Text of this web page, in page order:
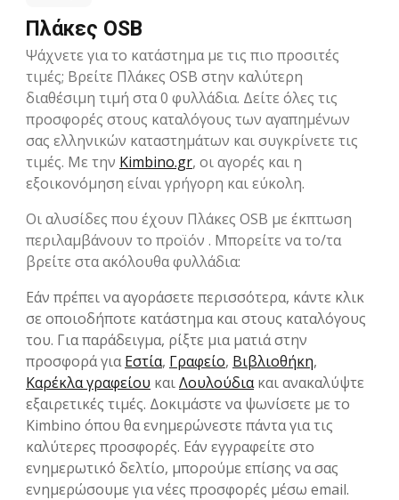
Πλάκες OSB
Ψάχνετε για το κατάστημα με τις πιο προσιτές
τιμές; Βρείτε Πλάκες OSB στην καλύτερη
διαθέσιμη τιμή στα 0 φυλλάδια. Δείτε όλες τις
προσφορές στους καταλόγους των αγαπημένων
σας ελληνικών καταστημάτων και συγκρίνετε τις
τιμές. Με την Kimbino.gr, οι αγορές και η
εξοικονόμηση είναι γρήγορη και εύκολη.
Οι αλυσίδες που έχουν Πλάκες OSB με έκπτωση
περιλαμβάνουν το προϊόν . Μπορείτε να το/τα
βρείτε στα ακόλουθα φυλλάδια:
Εάν πρέπει να αγοράσετε περισσότερα, κάντε κλικ
σε οποιοδήποτε κατάστημα και στους καταλόγους
του. Για παράδειγμα, ρίξτε μια ματιά στην
προσφορά γιαΕστία, Γραφείο, Βιβλιοθήκη,
Καρέκλα γραφείου καιΛουλούδιακαι ανακαλύψτε
εξαιρετικές τιμές. Δοκιμάστε να ψωνίσετε με το
Kimbino όπου θα ενημερώνεστε πάντα για τις
καλύτερες προσφορές. Εάν εγγραφείτε στο
ενημερωτικό δελτίο, μπορούμε επίσης να σας
ενημερώσουμε για νέες προσφορές μέσω email.